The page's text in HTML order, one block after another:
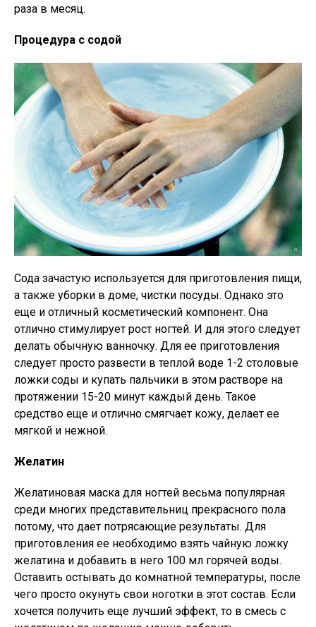
раза в месяц.
Процедура с содой
Сода зачастую используется для приготовления пищи,
а также уборки в доме, чистки посуды. Однако это
еще и отличный косметический компонент. Она
отлично стимулирует рост ногтей. И для этого следует
делать обычную ванночку. Для ее приготовления
следует просто развести в теплой воде 1-2 столовые
ложки соды и купать пальчики в этом растворе на
протяжении 15-20 минут каждый день. Такое
средство еще и отлично смягчает кожу, делает ее
мягкой и нежной.
Желатин
Желатиновая маска для ногтей весьма популярная
среди многих представительниц прекрасного пола
потому, что дает потрясающие результаты. Для
приготовления ее необходимо взять чайную ложку
желатина и добавить в него 100 мл горячей воды.
Оставить остывать до комнатной температуры, после
чего просто окунуть свои ноготки в этот состав. Если
хочется получить еще лучший эффект, то в смесь с